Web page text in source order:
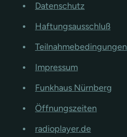
Datenschutz
Haftungsausschluß
Teilnahmebedingungen
Impressum
Funkhaus Nürnberg
Öffnungszeiten
radioplayer.de